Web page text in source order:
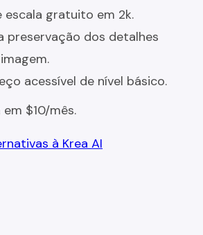
escala gratuito em 2k.
preservação dos detalhes
acessível de nível básico.
$10/mês.
à Krea AI